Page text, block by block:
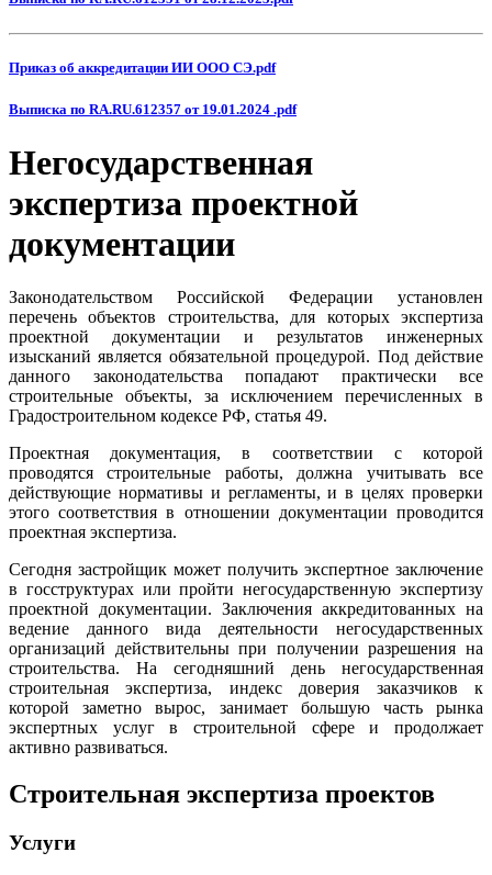
Приказ об аккредитации ИИ ООО СЭ.pdf
Выписка по RA.RU.612357 от 19.01.2024 .pdf
Негосударственная
экспертиза проектной
документации
Законодательством Российской Федерации установлен
перечень объектов строительства, для которых экспертиза
проектной документации и результатов инженерных
изысканий является обязательной процедурой. Под действие
данного законодательства попадают практически все
строительные объекты, за исключением перечисленных в
Градостроительном кодексе РФ, статья 49.
Проектная документация, в соответствии с которой
проводятся строительные работы, должна учитывать все
действующие нормативы и регламенты, и в целях проверки
этого соответствия в отношении документации проводится
проектная экспертиза.
Сегодня застройщик может получить экспертное заключение
в госструктурах или пройти негосударственную экспертизу
проектной документации. Заключения аккредитованных на
ведение данного вида деятельности негосударственных
организаций действительны при получении разрешения на
строительства. На сегодняшний день негосударственная
строительная экспертиза, индекс доверия заказчиков к
которой заметно вырос, занимает большую часть рынка
экспертных услуг в строительной сфере и продолжает
активно развиваться.
Строительная экспертиза проектов
Услуги